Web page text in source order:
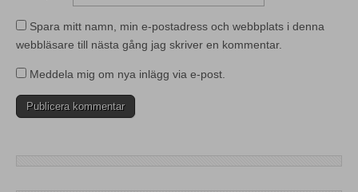
Spara mitt namn, min e-postadress och webbplats i denna
webbläsare till nästa gång jag skriver en kommentar.
Meddela mig om nya inlägg via e-post.